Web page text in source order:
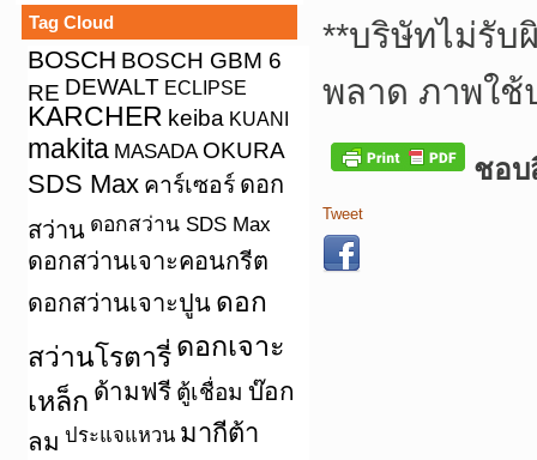
Tag Cloud
BOSCH BOSCH GBM 6
RE DEWALT ECLIPSE
KARCHER keiba KUANI
makita MASADA OKURA
SDS Max คาร์เซอร์ ดอก
สว่าน ดอกสว่าน SDS Max
ดอกสว่านเจาะคอนกรีต
ดอกสว่านเจาะปูน ดอก
สว่านโรตารี่ ดอกเจาะ
เหล็ก ด้ามฟรี ตู้เชื่อม บ๊อก
ลม ประแจแหวน มากีต้า
**บริษัทไม่รับ
พลาด ภาพใ
ชอบ
Tweet